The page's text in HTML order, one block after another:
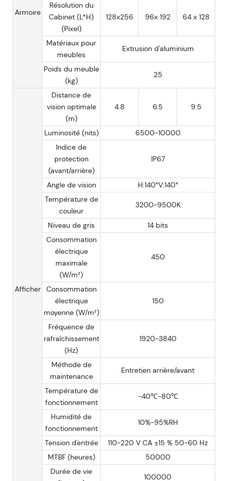
Armoire
Résolution du
Cabinet (L*H)
(Pixel)
128x256 96x 192 64 x 128
Matériaux pour
meubles
Extrusion d'aluminium
Poids du meuble
(kg)
25
Afficher
Distance de
vision optimale
(m)
4.8 6.5 9.5
Luminosité (nits)
6500-10000
Indice de
protection
(avant/arrière)
IP67
Angle de vision
H:140°V:140°
Température de
couleur
3200-9500K
Niveau de gris
14 bits
Consommation
électrique
maximale
(W/m²)
450
Consommation
électrique
moyenne (W/m²)
150
Fréquence de
rafraîchissement
(Hz)
1920-3840
Méthode de
maintenance
Entretien arrière/avant
Température de
fonctionnement
-40℃-80℃
Humidité de
fonctionnement
10%-95%RH
Tension d'entrée
110-220 V CA ±15 % 50-60 Hz
MTBF (heures)
50000
Durée de vie
100000